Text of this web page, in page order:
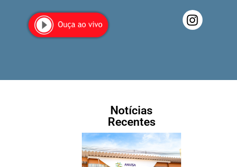
Notícias
Recentes